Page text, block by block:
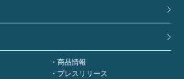
商品情報
プレスリリース